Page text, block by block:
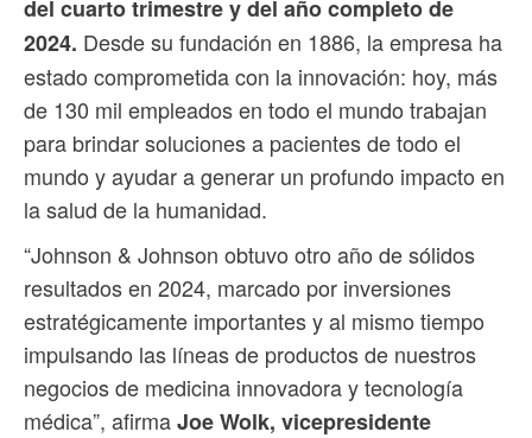
del cuarto trimestre y del año completo de
2024. Desde su fundación en 1886, la empresa ha
estado comprometida con la innovación: hoy, más
de 130 mil empleados en todo el mundo trabajan
para brindar soluciones a pacientes de todo el
mundo y ayudar a generar un profundo impacto en
la salud de la humanidad.
“Johnson & Johnson obtuvo otro año de sólidos
resultados en 2024, marcado por inversiones
estratégicamente importantes y al mismo tiempo
impulsando las líneas de productos de nuestros
negocios de medicina innovadora y tecnología
médica”, afirmaJoe Wolk, vicepresidente